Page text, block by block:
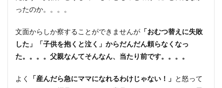
ったのか。。。。
文面からしか察することができませんが 「おむつ替えに失敗
した」「子供を抱くと泣く」からだんだん頼らなくなっ
た。。。。父親なんてそんなん、当たり前です。。。。
よく 「産んだら急にママになれるわけじゃない！」 と怒って